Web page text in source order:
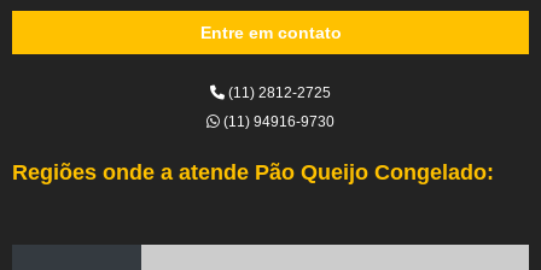
Entre em contato
(11) 2812-2725
(11) 94916-9730
Regiões onde a atende Pão Queijo Congelado: